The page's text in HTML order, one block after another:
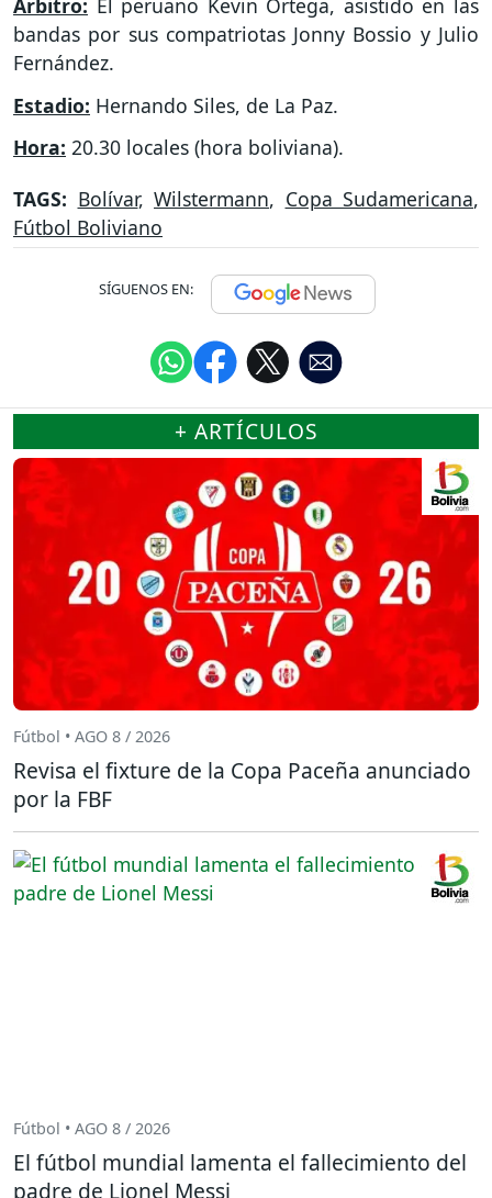
bandas por sus compatriotas Jonny Bossio y Julio
Fernández.
Estadio: Hernando Siles, de La Paz.
Hora: 20.30 locales (hora boliviana).
TAGS: Bolívar, Wilstermann, Copa Sudamericana,
Fútbol Boliviano
SÍGUENOS EN:
+ ARTÍCULOS
Fútbol • AGO 8 / 2026
Revisa el fixture de la Copa Paceña anunciado
por la FBF
Fútbol • AGO 8 / 2026
El fútbol mundial lamenta el fallecimiento del
padre de Lionel Messi